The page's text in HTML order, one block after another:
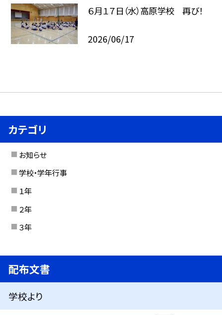
６月１７日（水）高原学校 再び！
2026/06/17
カテゴリ
お知らせ
学校・学年行事
１年
２年
３年
配布文書
学校より